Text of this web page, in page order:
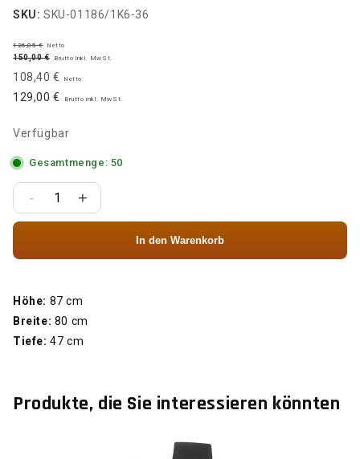
SKU: SKU-01186/1K6-36
126,05 € Netto
150,00 € Brutto inkl. MwSt.
108,40 € Netto
129,00 € Brutto inkl. MwSt.
Verfügbar
Gesamtmenge: 50
- +
In den Warenkorb
Höhe: 87 cm
Breite: 80 cm
Tiefe: 47 cm
Produkte, die Sie interessieren könnten